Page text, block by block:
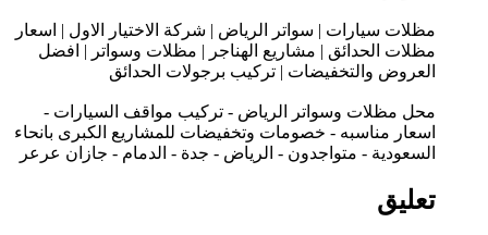
مظلات سيارات | سواتر الرياض | شركة الاختيار الاول | اسعار
مظلات الحدائق | مشاريع الهناجر | مظلات وسواتر | افضل
العروض والتخفيضات | تركيب برجولات الحدائق
محل مظلات وسواتر الرياض - تركيب مواقف السيارات -
اسعار مناسبه - خصومات وتخفيضات للمشاريع الكبرى بانحاء
السعودية - متواجدون - الرياض - جدة - الدمام - جازان عرعر
تعليق